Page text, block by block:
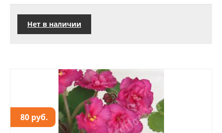
Нет в наличии
80 руб.